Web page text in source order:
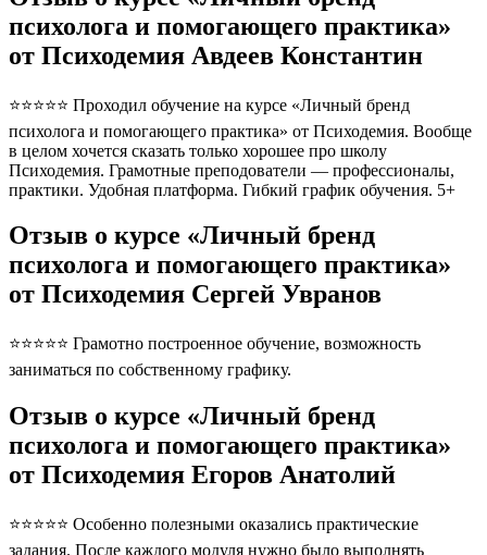
психолога и помогающего практика»
от Психодемия Авдеев Константин
⭐⭐⭐⭐⭐ Проходил обучение на курсе «Личный бренд
психолога и помогающего практика» от Психодемия. Вообще
в целом хочется сказать только хорошее про школу
Психодемия. Грамотные преподователи — профессионалы,
практики. Удобная платформа. Гибкий график обучения. 5+
Отзыв о курсе «Личный бренд
психолога и помогающего практика»
от Психодемия Сергей Увранов
⭐⭐⭐⭐⭐ Грамотно построенное обучение, возможность
заниматься по собственному графику.
Отзыв о курсе «Личный бренд
психолога и помогающего практика»
от Психодемия Егоров Анатолий
⭐⭐⭐⭐⭐ Особенно полезными оказались практические
задания. После каждого модуля нужно было выполнять